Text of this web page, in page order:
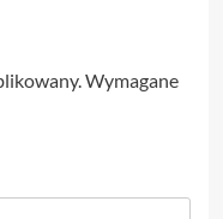
Wymagane